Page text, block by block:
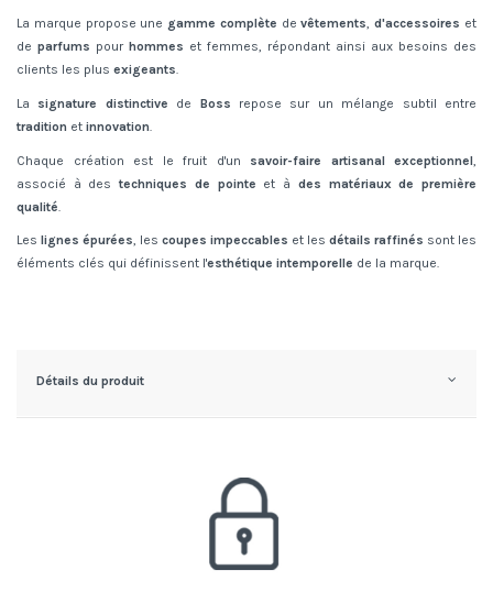
La marque propose une gamme complète devêtements,d'accessoires et
de parfums pour hommes et femmes, répondant ainsi aux besoins des
clients les plus exigeants.
La signature distinctive de Boss repose sur un mélange subtil entre
tradition et innovation.
Chaque création est le fruit d'un savoir-faire artisanal exceptionnel
associé à destechniques de pointe et à des matériaux de première
qualité
Les lignes épurées, les coupes impeccables et les détails raffinés sont les
éléments clés qui définissent l'esthétique intemporelle de la marque.
Détails du produit